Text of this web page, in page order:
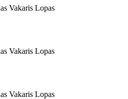
Vakaris Lopas
Vakaris Lopas
Vakaris Lopas